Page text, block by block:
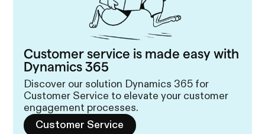
Customer service is made easy with
Dynamics 365
Discover our solution Dynamics 365 for
Customer Service to elevate your customer
engagement processes.
Customer Service